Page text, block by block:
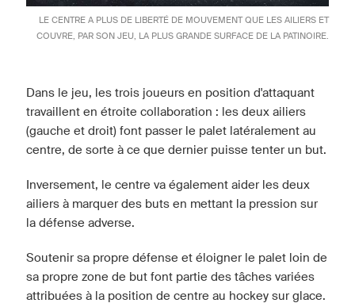
LE CENTRE A PLUS DE LIBERTÉ DE MOUVEMENT QUE LES AILIERS ET
COUVRE, PAR SON JEU, LA PLUS GRANDE SURFACE DE LA PATINOIRE.
Dans le jeu, les trois joueurs en position d'attaquant
travaillent en étroite collaboration : les deux ailiers
(gauche et droit) font passer le palet latéralement au
centre, de sorte à ce que dernier puisse tenter un but.
Inversement, le centre va également aider les deux
ailiers à marquer des buts en mettant la pression sur
la défense adverse.
Soutenir sa propre défense et éloigner le palet loin de
sa propre zone de but font partie des tâches variées
attribuées à la position de centre au hockey sur glace.